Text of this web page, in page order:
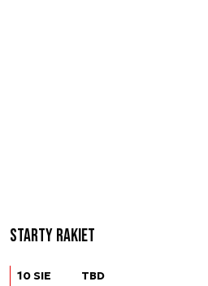
Starty rakiet
10 SIE
TBD